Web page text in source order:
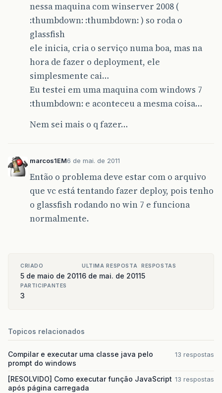
nessa maquina com winserver 2008 (
:thumbdown: :thumbdown: ) so roda o
glassfish
ele inicia, cria o serviço numa boa, mas na
hora de fazer o deployment, ele
simplesmente cai…
Eu testei em uma maquina com windows 7
:thumbdown: e aconteceu a mesma coisa…
Nem sei mais o q fazer…
marcos1EM6 de mai. de 2011
Então o problema deve estar com o arquivo
que vc está tentando fazer deploy, pois tenho
o glassfish rodando no win 7 e funciona
normalmente.
CRIADO
5 de maio de 2011
ULTIMA RESPOSTA
6 de mai. de 2011
RESPOSTAS
5
PARTICIPANTES
3
Topicos relacionados
Compilar e executar uma classe java pelo
prompt do windows
13 respostas
[RESOLVIDO] Como executar função JavaScript
após página carregada
13 respostas